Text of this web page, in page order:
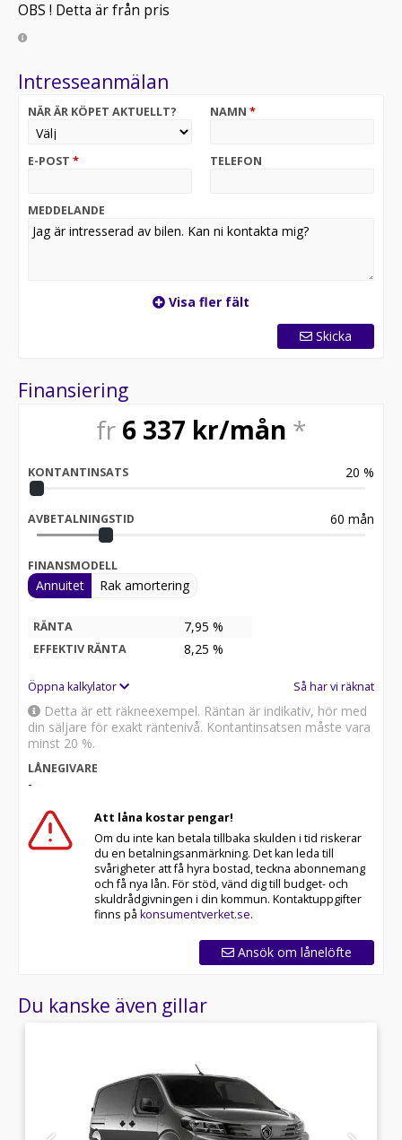
OBS ! Detta är från pris
Intresseanmälan
NÄR ÄR KÖPET AKTUELLT? NAMN *
E-POST * TELEFON
MEDDELANDE
Visa fler fält
Skicka
Finansiering
fr 6 337 kr/mån *
KONTANTINSATS 20 %
AVBETALNINGSTID 60 mån
FINANSMODELL
Annuitet Rak amortering
RÄNTA 7,95 %
EFFEKTIV RÄNTA 8,25 %
Öppna kalkylator Så har vi räknat
Detta är ett räkneexempel. Räntan är indikativ, hör med
din säljare för exakt räntenivå. Kontantinsatsen måste vara
minst 20 %.
LÅNEGIVARE
-
Att låna kostar pengar!
Om du inte kan betala tillbaka skulden i tid riskerar
du en betalningsanmärkning. Det kan leda till
svårigheter att få hyra bostad, teckna abonnemang
och få nya lån. För stöd, vänd dig till budget- och
skuldrådgivningen i din kommun. Kontaktuppgifter
finns på konsumentverket.se.
Ansök om lånelöfte
Du kanske även gillar